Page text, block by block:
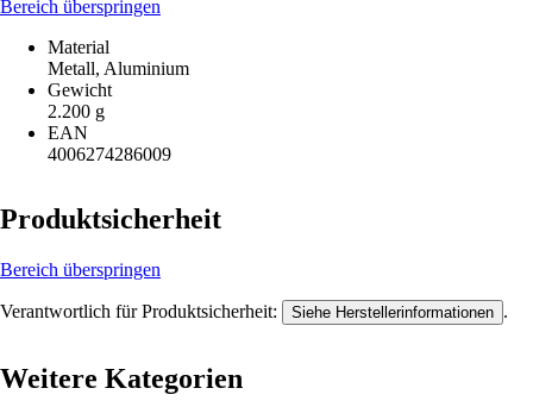
Bereich überspringen
Material
Metall, Aluminium
Gewicht
2.200 g
EAN
4006274286009
Produktsicherheit
Bereich überspringen
Verantwortlich für Produktsicherheit: Siehe Herstellerinformationen .
Weitere Kategorien